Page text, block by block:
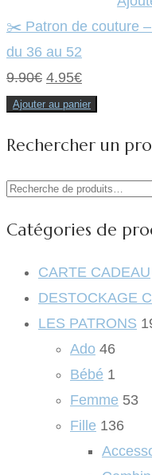
✂️ Patron de couture
du 36 au 52
9.90€ Le
prix
était :
9.90€.
4.95€Le
prix
est :
4.95€.
Ajouter au panier
Rechercher un
Recherche
Catégories de
CARTE CADEAU
DESTOCKAGE
LES PATRONS
Ado 46
Bébé 1
Femme 53
Fille 136